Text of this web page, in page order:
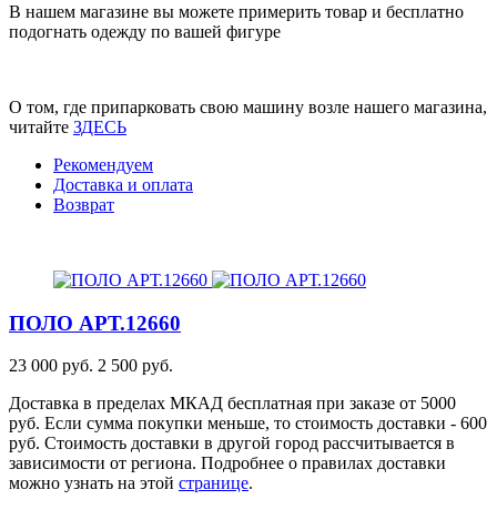
В нашем магазине вы можете примерить товар и бесплатно
подогнать одежду по вашей фигуре
О том, где припарковать свою машину возле нашего магазина,
читайте ЗДЕСЬ
Рекомендуем
Доставка и оплата
Возврат
ПОЛО АРТ.12660
23 000 руб. 2 500 руб.
Доставка в пределах МКАД бесплатная при заказе от 5000
руб. Если сумма покупки меньше, то стоимость доставки - 600
руб. Стоимость доставки в другой город рассчитывается в
зависимости от региона. Подробнее о правилах доставки
можно узнать на этой странице.